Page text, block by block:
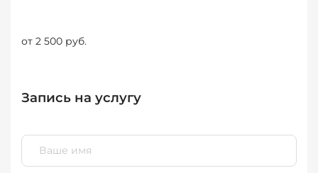
от 2 500 руб.
Запись на услугу